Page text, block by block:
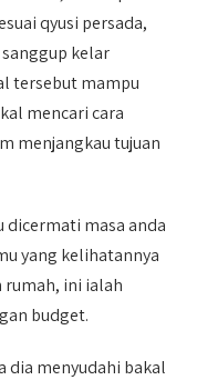
qyusi persada,
kelar
tersebut mampu
mencari cara
menjangkau tujuan
dicermati masa anda
yang kelihatannya
ini ialah
budget.
dia menyudahi bakal